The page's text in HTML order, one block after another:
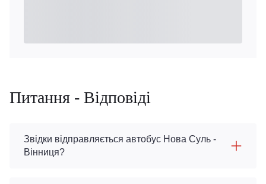
Питання - Відповіді
Звідки відправляється автобус Нова Суль -
Вінниця?